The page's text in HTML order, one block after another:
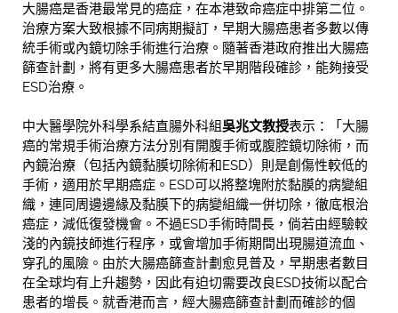
大腸癌是香港最常見的癌症，在本港致命癌症中排第二位。
治療方案大致根據不同病期擬訂，早期大腸癌患者多數以傳
統手術或內鏡切除手術進行治療。隨著香港政府推出大腸癌
篩查計劃，將有更多大腸癌患者於早期階段確診，能夠接受
ESD治療。
中大醫學院外科學系結直腸外科組吳兆文教授表示：「大腸
癌的常規手術治療方法分別有開腹手術或腹腔鏡切除術，而
內鏡治療（包括內鏡黏膜切除術和ESD）則是創傷性較低的
手術，適用於早期癌症。ESD可以將整塊附於黏膜的病變組
織，連同周邊邊緣及黏膜下的病變組織一併切除，徹底根治
癌症，減低復發機會。不過ESD手術時間長，倘若由經驗較
淺的內鏡技師進行程序，或會增加手術期間出現腸道流血、
穿孔的風險。由於大腸癌篩查計劃愈見普及，早期患者數目
在全球均有上升趨勢，因此有迫切需要改良ESD技術以配合
患者的增長。就香港而言，經大腸癌篩查計劃而確診的個